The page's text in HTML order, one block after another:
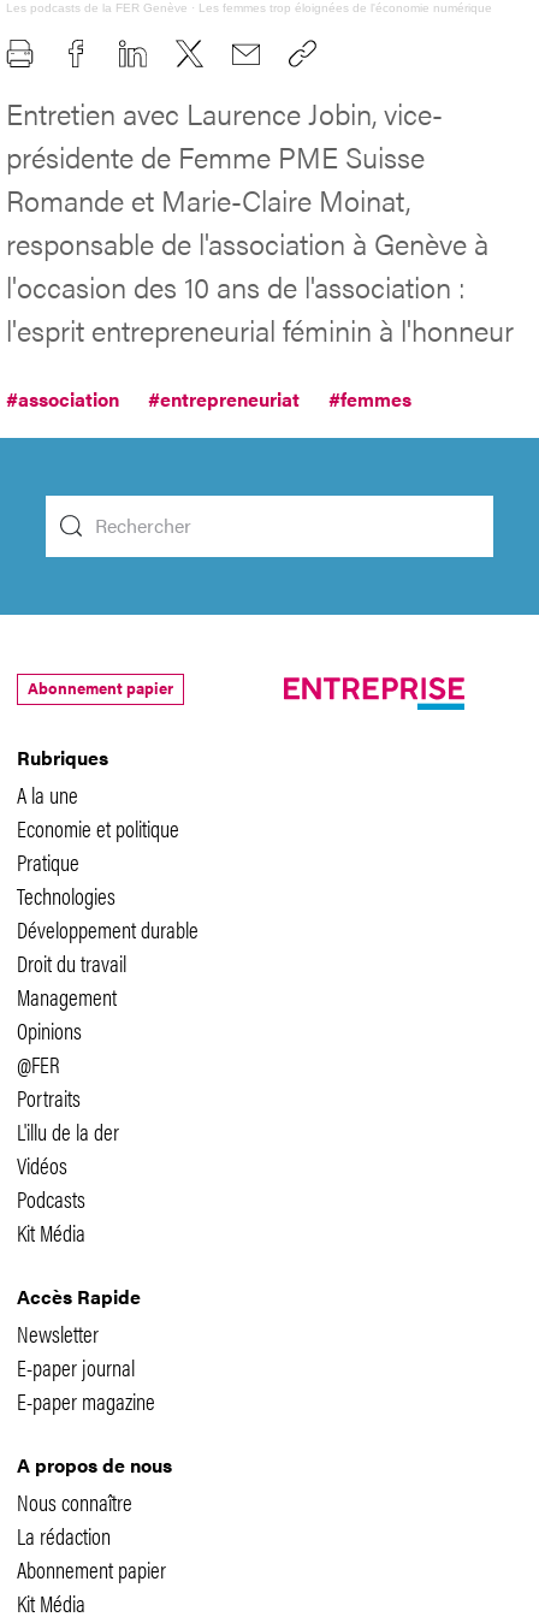
Les podcasts de la FER Genève · Les femmes trop éloignées de l'économie numérique
Entretien avec Laurence Jobin, vice-
présidente de Femme PME Suisse
Romande et Marie-Claire Moinat,
responsable de l'association à Genève à
l'occasion des 10 ans de l'association :
l'esprit entrepreneurial féminin à l'honneur
#association #entrepreneuriat #femmes
Rubriques
A la une
Economie et politique
Pratique
Technologies
Développement durable
Droit du travail
Management
Opinions
@FER
Portraits
L'illu de la der
Vidéos
Podcasts
Kit Média
Accès Rapide
Newsletter
E-paper journal
E-paper magazine
A propos de nous
Nous connaître
La rédaction
Abonnement papier
Kit Média
Abonnement papier